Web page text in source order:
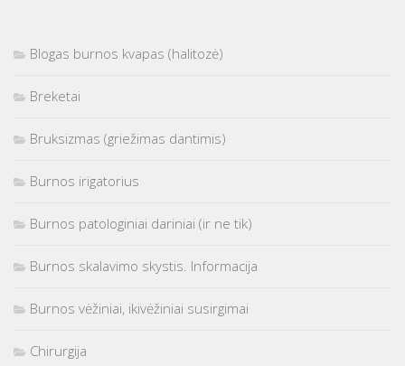
Blogas burnos kvapas (halitozė)
Breketai
Bruksizmas (griežimas dantimis)
Burnos irigatorius
Burnos patologiniai dariniai (ir ne tik)
Burnos skalavimo skystis. Informacija
Burnos vėžiniai, ikivėžiniai susirgimai
Chirurgija